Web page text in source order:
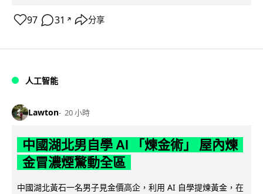
97 31 ↗ 分享
人工智能
Lawton 20 小時
中國湖北男自學 AI 「煉金術」 屋內煉
金冒濃煙驚動全區
中國湖北黃石一名男子見金價高企，利用 AI 自學提煉黃金，在